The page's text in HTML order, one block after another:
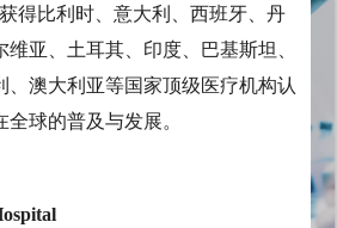
得比利时、意大利、西班牙、丹
亚、土耳其、印度、巴基斯坦、
、澳大利亚等国家顶级医疗机构认
球的普及与发展。